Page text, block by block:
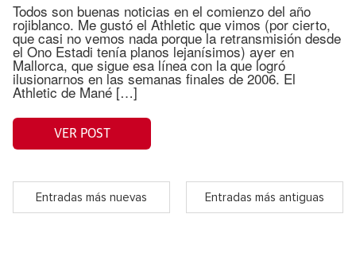
Todos son buenas noticias en el comienzo del año
rojiblanco. Me gustó el Athletic que vimos (por cierto,
que casi no vemos nada porque la retransmisión desde
el Ono Estadi tenía planos lejanísimos) ayer en
Mallorca, que sigue esa línea con la que logró
ilusionarnos en las semanas finales de 2006. El
Athletic de Mané […]
VER POST
Entradas más nuevas Entradas más antiguas